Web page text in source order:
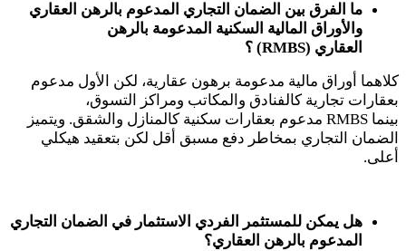
ما الفرق بين الضمان التجاري المدعوم بالرهن العقاري
والأوراق المالية السكنية المدعومة بالرهن
العقاري (RMBS) ؟
كلاهما أوراق مالية مدعومة برهون عقارية، لكن الأول مدعوم
بعقارات تجارية كالفنادق والمكاتب ومراكز التسوق،
بينما RMBS مدعوم بعقارات سكنية كالمنازل والشقق. ويتميز
الضمان التجاري بمخاطر دفع مسبق أقل لكن بتعقيد هيكلي
أعلى.
هل يمكن للمستثمر الفردي الاستثمار في الضمان التجاري
المدعوم بالرهن العقاري؟